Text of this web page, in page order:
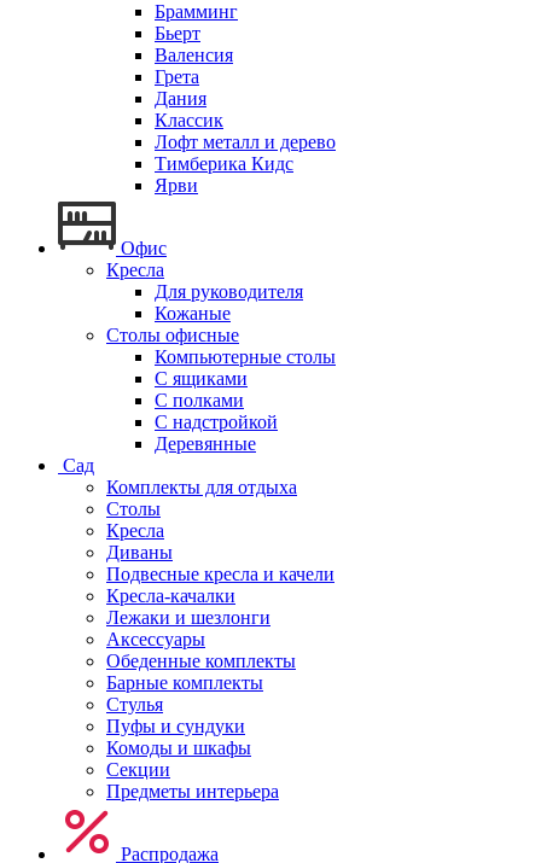
Брамминг
Бьерт
Валенсия
Грета
Дания
Классик
Лофт металл и дерево
Тимберика Кидс
Ярви
Офис
Кресла
Для руководителя
Кожаные
Столы офисные
Компьютерные столы
С ящиками
С полками
С надстройкой
Деревянные
Сад
Комплекты для отдыха
Столы
Кресла
Диваны
Подвесные кресла и качели
Кресла-качалки
Лежаки и шезлонги
Аксессуары
Обеденные комплекты
Барные комплекты
Стулья
Пуфы и сундуки
Комоды и шкафы
Секции
Предметы интерьера
Распродажа